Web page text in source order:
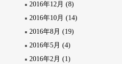
2016年12月 (8)
2016年10月 (14)
2016年8月 (19)
2016年5月 (4)
2016年2月 (1)